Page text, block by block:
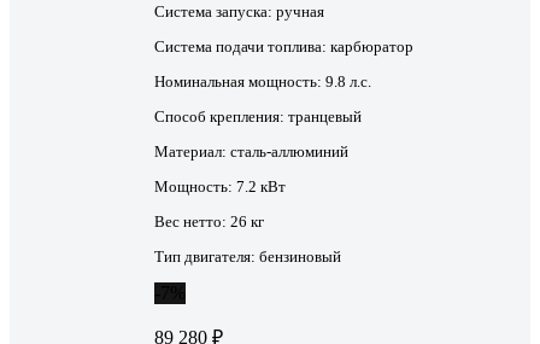
Система запуска: ручная
Система подачи топлива: карбюратор
Номинальная мощность: 9.8 л.с.
Способ крепления: транцевый
Материал: сталь-аллюминий
Мощность: 7.2 кВт
Вес нетто: 26 кг
Тип двигателя: бензиновый
89 280 ₽